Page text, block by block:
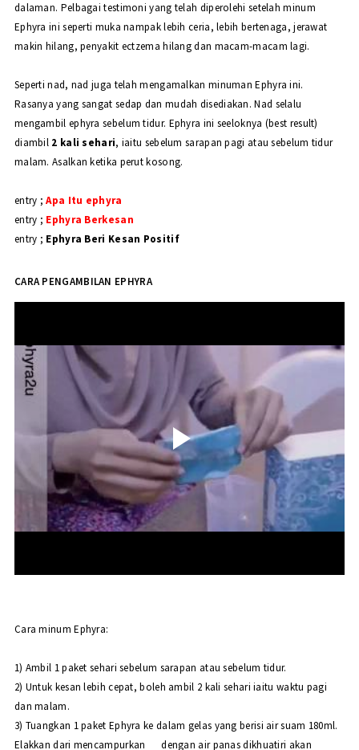
dalaman. Pelbagai testimoni yang telah diperolehi setelah minum
Ephyra ini seperti muka nampak lebih ceria, lebih bertenaga, jerawat
makin hilang, penyakit ectzema hilang dan macam-macam lagi.
Seperti nad, nad juga telah mengamalkan minuman Ephyra ini.
Rasanya yang sangat sedap dan mudah disediakan. Nad selalu
mengambil ephyra sebelum tidur. Ephyra ini seeloknya (best result)
diambil 2 kali sehari, iaitu sebelum sarapan pagi atau sebelum tidur
malam. Asalkan ketika perut kosong.
entry ;Apa Itu ephyra
entry ; Ephyra Berkesan
entry ; Ephyra Beri Kesan Positif
CARA PENGAMBILAN EPHYRA
Cara minum Ephyra:
1) Ambil 1 paket sehari sebelum sarapan atau sebelum tidur.
2) Untuk kesan lebih cepat, boleh ambil 2 kali sehari iaitu waktu pagi
dan malam.
3) Tuangkan 1 paket Ephyra ke dalam gelas yang berisi air suam 180ml.
Elakkan dari mencampurkan dengan air panas dikhuatiri akan